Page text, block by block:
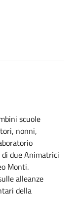
scuole
nonni,
due Animatrici
Monti.
alleanze
della